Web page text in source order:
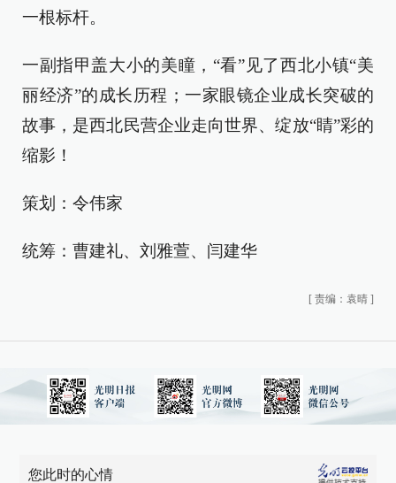
一根标杆。
一副指甲盖大小的美瞳，“看”见了西北小镇“美
丽经济”的成长历程；一家眼镜企业成长突破的
故事，是西北民营企业走向世界、绽放“睛”彩的
缩影！
策划：令伟家
统筹：曹建礼、刘雅萱、闫建华
[ 责编：袁晴 ]
您此时的心情